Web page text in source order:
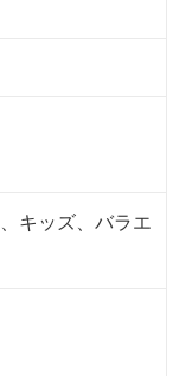
キッズ、バラエ